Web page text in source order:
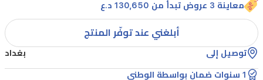
معاينة 3 عروض تبدأ من 130,650 د.ع
أبلغني عند توفّر المنتج
توصيل إلى بغداد
1 سنوات ضمان بواسطة الوطني